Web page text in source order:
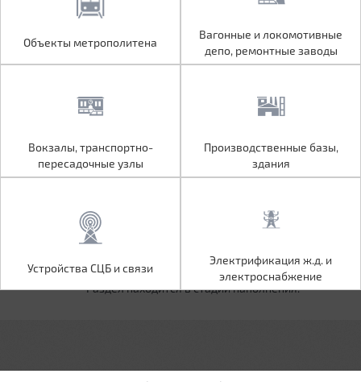
Вагонные и локомотивные
Вокзалы, транспортно-
пересадочные узлы
Производственные базы,
Электрификация ж.д. и
электроснабжение
Объекты метрополитена
Вагонные и локомотивные
депо, ремонтные заводы
Вокзалы, транспортно-
пересадочные узлы
Производственные базы,
здания
Устройства СЦБ и связи
Электрификация ж.д. и
электроснабжение
Раздел находится в стадии наполнения.